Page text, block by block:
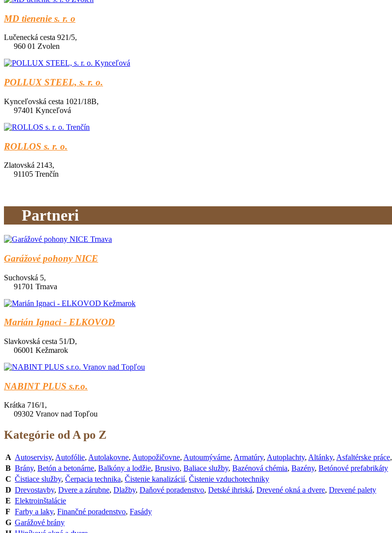
MD tienenie s. r. o
Lučenecká cesta 921/5,
960 01 Zvolen
POLLUX STEEL, s. r. o.
Kynceľovská cesta 1021/18B,
97401 Kynceľová
ROLLOS s. r. o.
Zlatovská 2143,
91105 Trenčín
Partneri
Garážové pohony NICE
Suchovská 5,
91701 Trnava
Marián Ignaci - ELKOVOD
Slavkovská cesta 51/D,
06001 Kežmarok
NABINT PLUS s.r.o.
Krátka 716/1,
09302 Vranov nad Topľou
Kategórie od A po Z
A Autoservisy, Autofólie, Autolakovne, Autopožičovne, Autoumývárne, Armatúry, Autoplachty, Altánky, Asfaltérske práce,
B Brány, Betón a betonárne, Balkóny a lodžie, Brusivo, Baliace služby, Bazénová chémia, Bazény, Betónové prefabrikáty
C Čistiace služby, Čerpacia technika, Čistenie kanalizácií, Čistenie vzduchotechniky
D Drevostavby, Dvere a zárubne, Dlažby, Daňové poradenstvo, Detské ihriská, Drevené okná a dvere, Drevené palety
E Elektroinštalácie
F Farby a laky, Finančné poradenstvo, Fasády
G Garážové brány